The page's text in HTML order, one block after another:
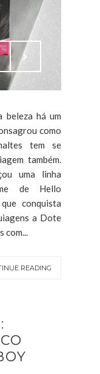
beleza há um
como
tem se
também.
uma linha
de Hello
conquista
a Dote
com...
READING